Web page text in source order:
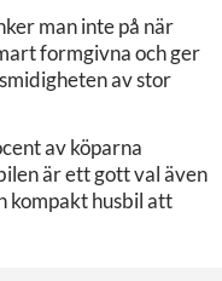
man inte på när
formgivna och ger
av stor
av köparna
är ett gott val även
kompakt husbil att